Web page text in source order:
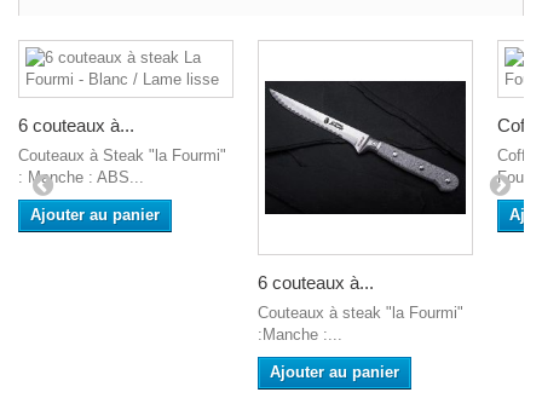
6 couteaux à...
Couteaux à Steak "la Fourmi"
: Manche : ABS...
Ajouter au panier
6 couteaux à...
Couteaux à steak "la Fourmi"
:Manche :...
Ajouter au panier